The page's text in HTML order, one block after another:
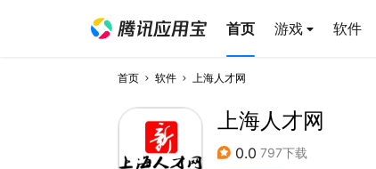
首页 游戏 软件
首页 软件 上海人才网
上海人才网
0.0 797下载